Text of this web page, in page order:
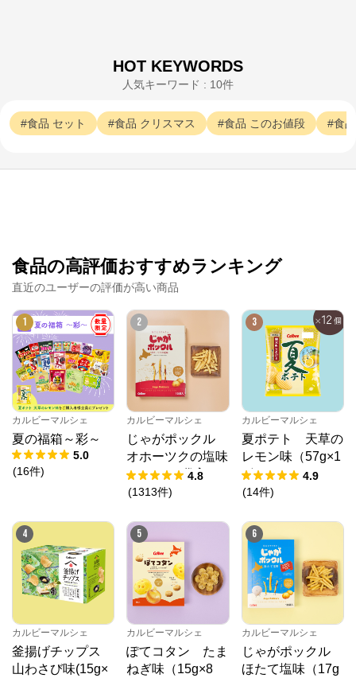
HOT KEYWORDS
人気キーワード : 10件
食品 セット 食品 クリスマス 食品 このお値段 食品
食品の高評価おすすめランキング
直近のユーザーの評価が高い商品
1
カルビーマルシェ
夏の福箱～彩～
5.0
(16件)
2
カルビーマルシェ
じゃがポックル
オホーツクの塩味
（18g×10袋入）
4.8
(1313件)
3
カルビーマルシェ
夏ポテト 天草の
レモン味（57g×1
2個）
4.9
(14件)
4
カルビーマルシェ
釜揚げチップス
山わさび味(15g×
5
カルビーマルシェ
ぽてコタン たま
ねぎ味（15g×8
6
カルビーマルシェ
じゃがポックル
ほたて塩味（17g
公式ECサイト
※外部サイトが開きます
神戸屋オンラインストアからのコメント
1918年創業、パンのおいしさ、楽しさを多くのお客様
にお届けしてきた神戸屋。
神戸屋オンラインストアでは、神戸屋レストランの人
気メニューとパンの組み合わせを家庭でもお楽しみい
ただけます。
おうちでいつでも手軽に焼きたてのおいしさを味わっ
ていただける冷凍パンの詰め合わせや、ティータイム
にぴったりなスイーツなど幅広い種類を取り揃えてい